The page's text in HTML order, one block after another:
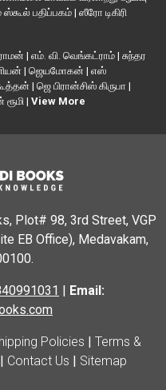
பதிப்பகம்| ஸீரோ டிகிரி
| எம். வி. வெங்கட்ராம் | சுந்தர
| ஜெயமோகன் | எஸ்
| ஜெ பிரான்சிஸ் கிருபா |
| View More
Plot# 98, 3rd Street, VGP
EB Office), Medavakam,
| Email:
Policies | Terms &
Contact Us | Sitemap